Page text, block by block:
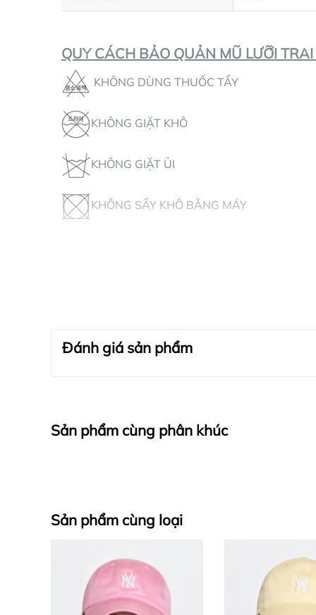
QUY CÁCH BẢO QUẢN MŨ LƯỠI
KHÔNG DÙNG THUỐC TẨY
KHÔNG GIẶT KHÔ
KHÔNG GIẶT ỦI
KHÔNG SẤY KHÔ BẰNG MÁY
Đánh giá sản phẩm
Sản phẩm cùng phân khúc
Sản phẩm cùng loại